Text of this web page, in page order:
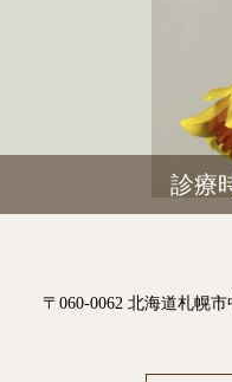
診療
〒060-0062 北海道札幌